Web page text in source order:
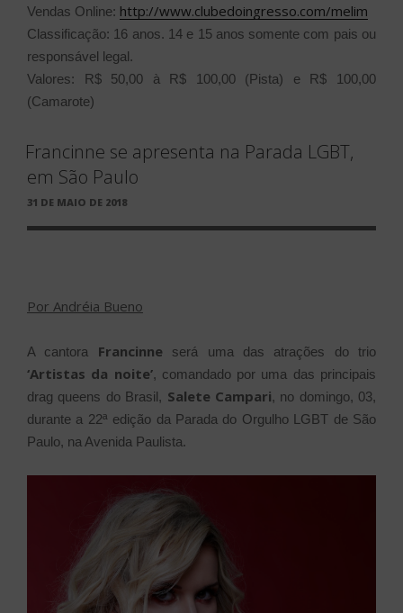
Vendas Online: http://www.clubedoingresso.com/melim
Classificação: 16 anos. 14 e 15 anos somente com pais ou
responsável legal.
Valores: R$ 50,00 à R$ 100,00 (Pista) e R$ 100,00
(Camarote)
Francinne se apresenta na Parada LGBT,
em São Paulo
PUBLICADO
31 DE MAIO DE 2018
Por Andréia Bueno
A cantora Francinne será uma das atrações do trio
‘Artistas da noite’, comandado por uma das principais
drag queens do Brasil, Salete Campari, no domingo, 03,
durante a 22ª edição da Parada do Orgulho LGBT de São
Paulo, na Avenida Paulista.